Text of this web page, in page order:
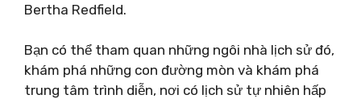
Bertha Redfield.
Bạn có thể tham quan những ngôi nhà lịch sử đó,
khám phá những con đường mòn và khám phá
trung tâm trình diễn, nơi có lịch sử tự nhiên hấp